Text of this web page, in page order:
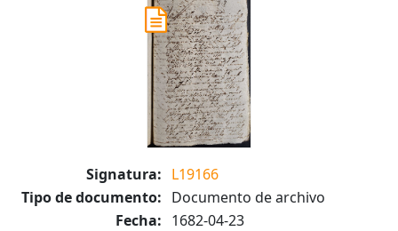
Signatura: L19166
Tipo de documento: Documento de archivo
Fecha: 1682-04-23